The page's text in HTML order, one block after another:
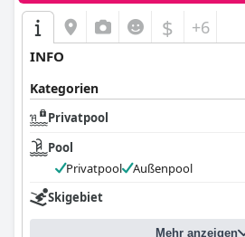
$ +6
INFO
Kategorien
Privatpool
Pool
Privatpool
Außenpool
Skigebiet
Mehr anzeigen